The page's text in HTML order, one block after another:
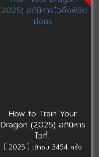
How to Train Your
Dragon (2025) อภินิหาร
ไวกิ้..
[ 2025 ] เข้าชม 3454 ครั้ง